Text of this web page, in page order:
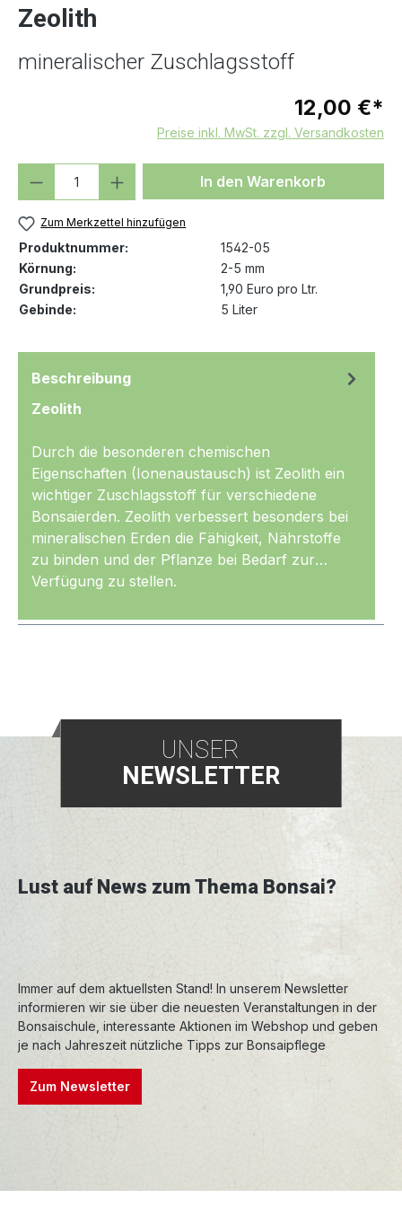
Zeolith
mineralischer Zuschlagsstoff
12,00 €*
Preise inkl. MwSt. zzgl. Versandkosten
Produkt Anzahl: Gib denIn den Warenkorb
Zum Merkzettel hinzufügen
Produktnummer:
1542-05
Körnung:
2-5 mm
Grundpreis:
1,90 Euro pro Ltr.
Gebinde:
5 Liter
Beschreibung
Zeolith
Durch die besonderen chemischen
Eigenschaften (Ionenaustausch) ist Zeolith ein
wichtiger Zuschlagsstoff für verschiedene
Bonsaierden. Zeolith verbessert besonders bei
mineralischen Erden die Fähigkeit, Nährstoffe
zu binden und der Pflanze bei Bedarf zur
Verfügung zu stellen.
UNSER
NEWSLETTER
Lust auf News zum Thema Bonsai?
Immer auf dem aktuellsten Stand! In unserem Newsletter
informieren wir sie über die neuesten Veranstaltungen in der
Bonsaischule, interessante Aktionen im Webshop und geben
je nach Jahreszeit nützliche Tipps zur Bonsaipflege
Zum Newsletter